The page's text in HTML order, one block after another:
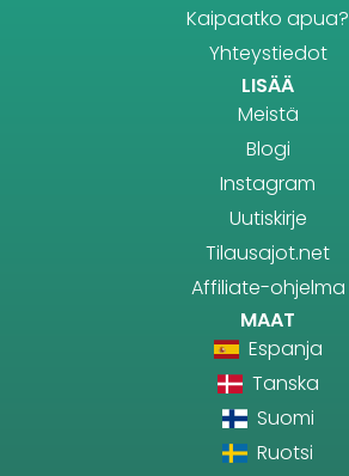
Kaipaatko apua?
Yhteystiedot
LISÄÄ
Meistä
Blogi
Instagram
Uutiskirje
Tilausajot.net
Affiliate-ohjelma
MAAT
Espanja
Tanska
Suomi
Ruotsi